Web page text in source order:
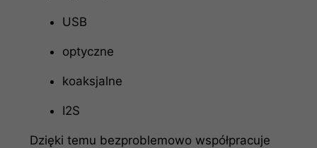
USB
optyczne
koaksjalne
I2S
Dzięki temu bezproblemowo współpracuje